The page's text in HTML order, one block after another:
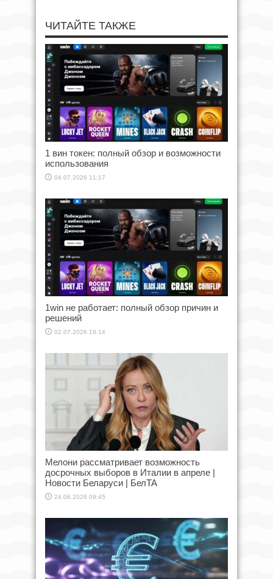
ЧИТАЙТЕ ТАКЖЕ
1 вин токен: полный обзор и возможности
использования
04.07.2026 11:17
1win не работает: полный обзор причин и
решений
02.07.2026 19:14
Мелони рассматривает возможность
досрочных выборов в Италии в апреле |
Новости Беларуси | БелТА
24.06.2026 09:45